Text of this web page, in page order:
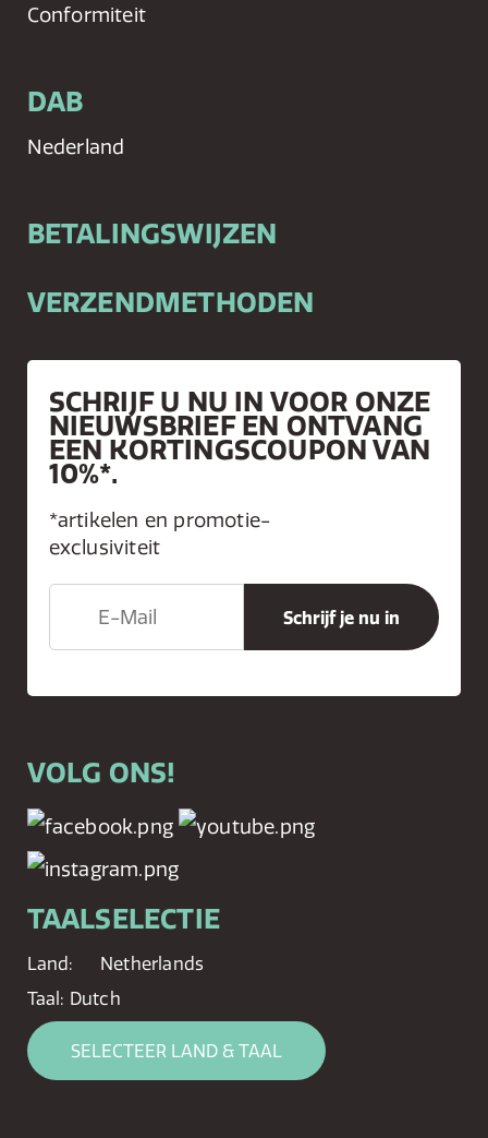
Conformiteit
DAB
Nederland
BETALINGSWIJZEN
VERZENDMETHODEN
SCHRIJF U NU IN VOOR ONZE
NIEUWSBRIEF EN ONTVANG
EEN KORTINGSCOUPON VAN
10%*.
*artikelen en promotie-
exclusiviteit
VOLG ONS!
TAALSELECTIE
Land:
Netherlands
Taal: Dutch
SELECTEER LAND & TAAL